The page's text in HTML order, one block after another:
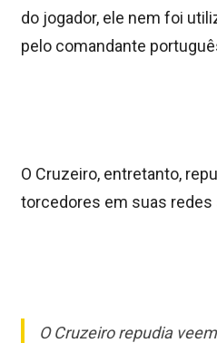
do jogador, ele nem foi
pelo comandante
O Cruzeiro, entretanto,
torcedores em suas redes
O Cruzeiro repudia